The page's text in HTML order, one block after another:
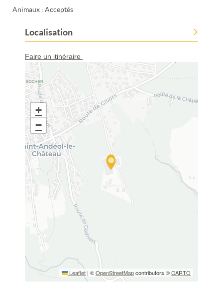
Animaux : Acceptés
Localisation
Faire un itinéraire
+
−
Leaflet | ©OpenStreetMapcontributors ©CARTO